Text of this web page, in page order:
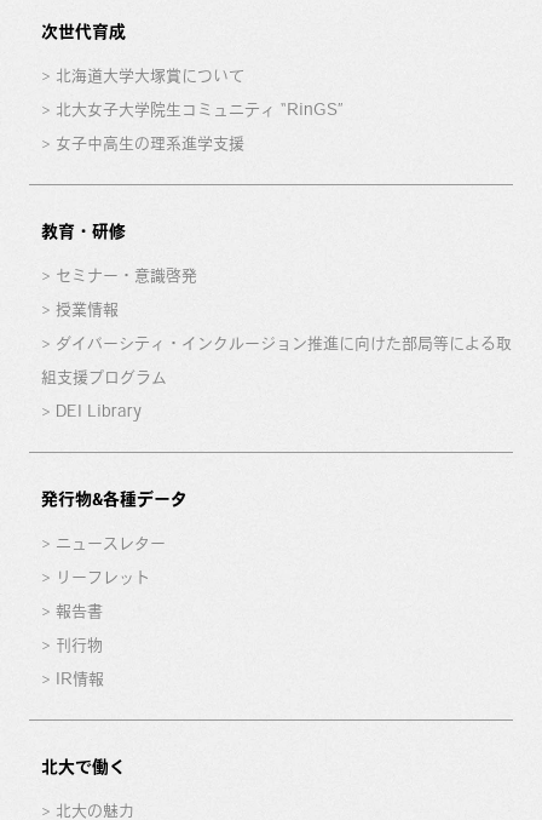
次世代育成
北海道大学大塚賞について
北大女子大学院生コミュニティ “RinGS”
女子中高生の理系進学支援
教育・研修
セミナー・意識啓発
授業情報
ダイバーシティ・インクルージョン推進に向けた部局等による取
組支援プログラム
DEI Library
発行物&各種データ
ニュースレター
リーフレット
報告書
刊行物
IR情報
北大で働く
北大の魅力